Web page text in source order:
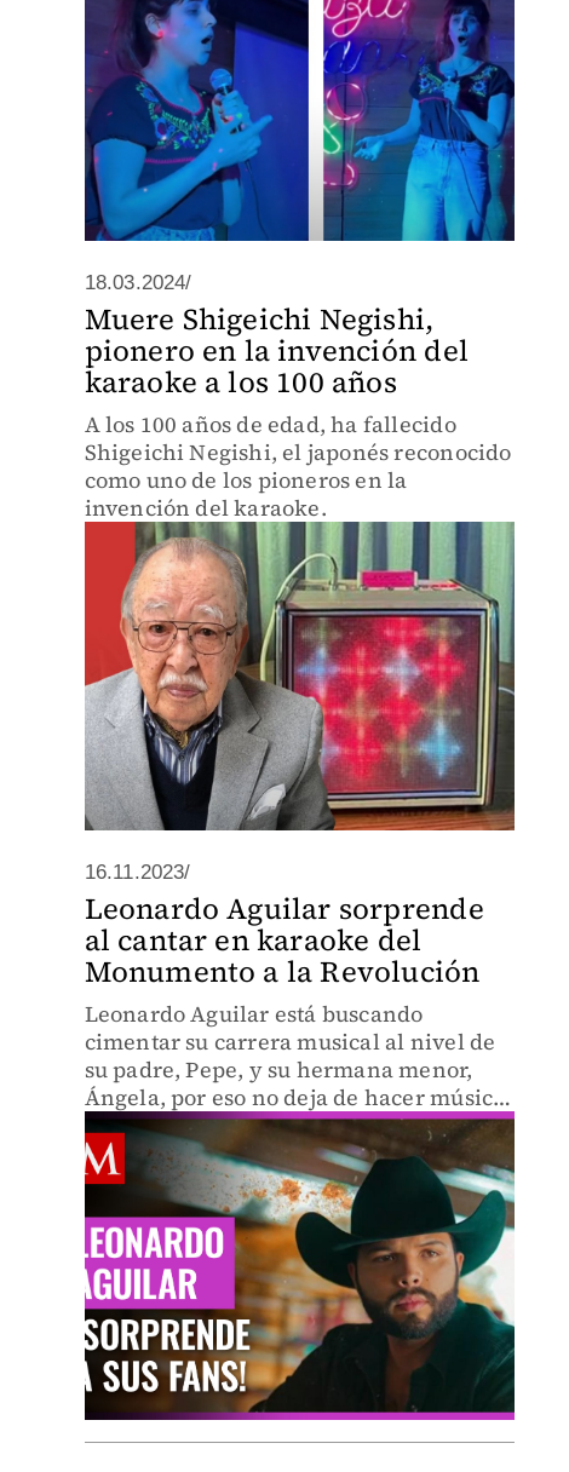
18.03.2024/
Muere Shigeichi Negishi,
pionero en la invención del
karaoke a los 100 años
A los 100 años de edad, ha fallecido
Shigeichi Negishi, el japonés reconocido
como uno de los pioneros en la
invención del karaoke.
16.11.2023/
Leonardo Aguilar sorprende
al cantar en karaoke del
Monumento a la Revolución
Leonardo Aguilar está buscando
cimentar su carrera musical al nivel de
su padre, Pepe, y su hermana menor,
Ángela, por eso no deja de hacer música,
para muestra su reciente lanzamiento:
un cover de Tatuajes, canción que
popularizó Joan Sebastian.